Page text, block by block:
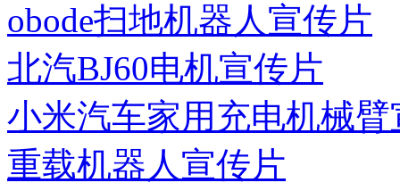
obode扫地机器人宣传片
北汽BJ60电机宣传片
小米汽车家用充电机械臂
重载机器人宣传片